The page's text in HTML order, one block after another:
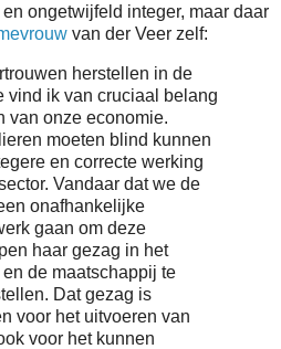
ongetwijfeld integer, maar daar
van der Veer zelf:
herstellen in de
vind ik van cruciaal belang
van onze economie.
moeten blind kunnen
en correcte werking
Vandaar dat we de
onafhankelijke
gaan om deze
haar gezag in het
de maatschappij te
Dat gezag is
voor het uitvoeren van
voor het kunnen